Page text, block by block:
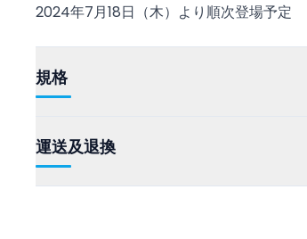
2024年7月18日（木）より順次登場予定
規格
運送及退換